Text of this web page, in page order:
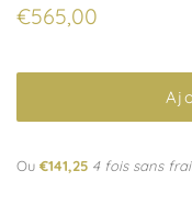
Prix
€565,00
Ou €141,25 4 fois sans